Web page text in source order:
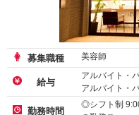
募集職種 美容師
給与
アルバイト・
アルバイト・
勤務時間
◎シフト制